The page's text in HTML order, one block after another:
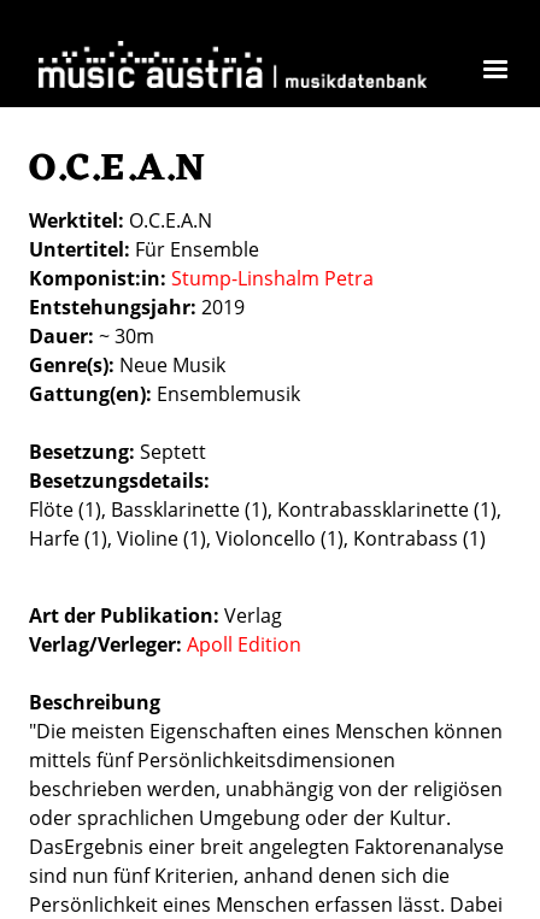
O.C.E.A.N
Werktitel O.C.E.A.N
Untertitel Für Ensemble
Komponist:in Stump-Linshalm Petra
Entstehungsjahr 2019
Dauer ~ 30m
Genre(s) Neue Musik
Gattung(en) Ensemblemusik
Besetzung Septett
Besetzungsdetails
Flöte (1), Bassklarinette (1), Kontrabassklarinette (1),
Harfe (1), Violine (1), Violoncello (1), Kontrabass (1)
Art der Publikation Verlag
Verlag/Verleger Apoll Edition
Beschreibung
"Die meisten Eigenschaften eines Menschen können
mittels fünf Persönlichkeitsdimensionen
beschrieben werden, unabhängig von der religiösen
oder sprachlichen Umgebung oder der Kultur.
DasErgebnis einer breit angelegten Faktorenanalyse
sind nun fünf Kriterien, anhand denen sich die
Persönlichkeit eines Menschen erfassen lässt. Dabei